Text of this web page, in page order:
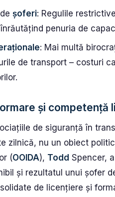
șoferi: Regulile
penuria de
: Mai multă
de transport – costuri
și competență
de siguranță în
zilnică, nu un obiect
(OOIDA), Todd Spencer,
și rezultatul unui șofer
de licențiere și